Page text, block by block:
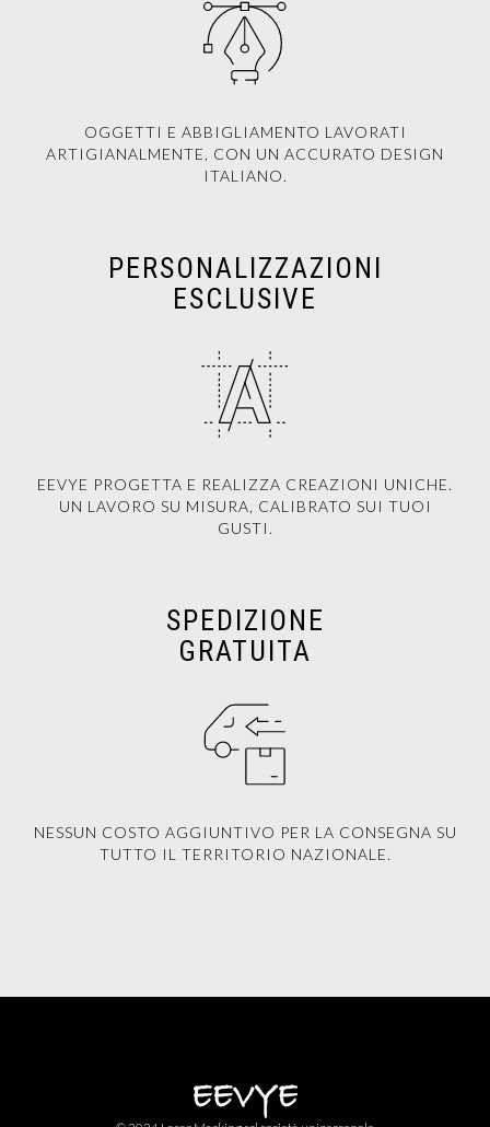
OGGETTI E ABBIGLIAMENTO LAVORATI
ARTIGIANALMENTE, CON UN ACCURATO DESIGN
ITALIANO.
PERSONALIZZAZIONI
ESCLUSIVE
EEVYE PROGETTA E REALIZZA CREAZIONI UNICHE.
UN LAVORO SU MISURA, CALIBRATO SUI TUOI
GUSTI.
SPEDIZIONE
GRATUITA
NESSUN COSTO AGGIUNTIVO PER LA CONSEGNA SU
TUTTO IL TERRITORIO NAZIONALE.